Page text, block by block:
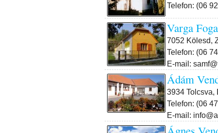
Telefon: (06
Varga
7052 Kölesd,
Telefon: (06
E-mail:
Ádám
3934 Tolcsva,
Telefon: (06
E-mail: